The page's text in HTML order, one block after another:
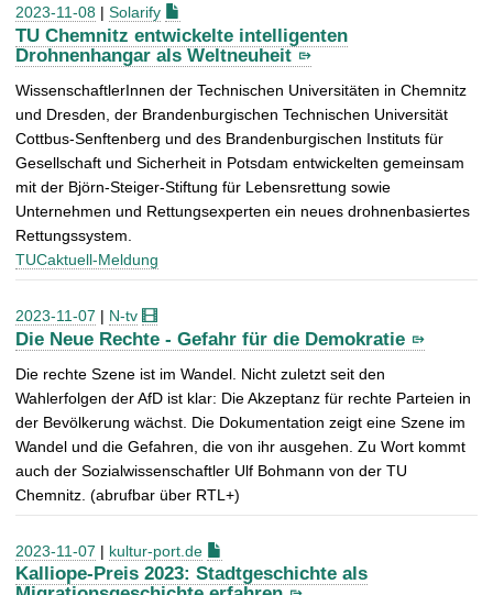
2023-11-08 | Solarify
TU Chemnitz entwickelte intelligenten
Drohnenhangar als Weltneuheit
WissenschaftlerInnen der Technischen Universitäten in Chemnitz
und Dresden, der Brandenburgischen Technischen Universität
Cottbus-Senftenberg und des Brandenburgischen Instituts für
Gesellschaft und Sicherheit in Potsdam entwickelten gemeinsam
mit der Björn-Steiger-Stiftung für Lebensrettung sowie
Unternehmen und Rettungsexperten ein neues drohnenbasiertes
Rettungssystem.
TUCaktuell-Meldung
2023-11-07 | N-tv
Die Neue Rechte - Gefahr für die Demokratie
Die rechte Szene ist im Wandel. Nicht zuletzt seit den
Wahlerfolgen der AfD ist klar: Die Akzeptanz für rechte Parteien in
der Bevölkerung wächst. Die Dokumentation zeigt eine Szene im
Wandel und die Gefahren, die von ihr ausgehen. Zu Wort kommt
auch der Sozialwissenschaftler Ulf Bohmann von der TU
Chemnitz. (abrufbar über RTL+)
2023-11-07 | kultur-port.de
Kalliope-Preis 2023: Stadtgeschichte als